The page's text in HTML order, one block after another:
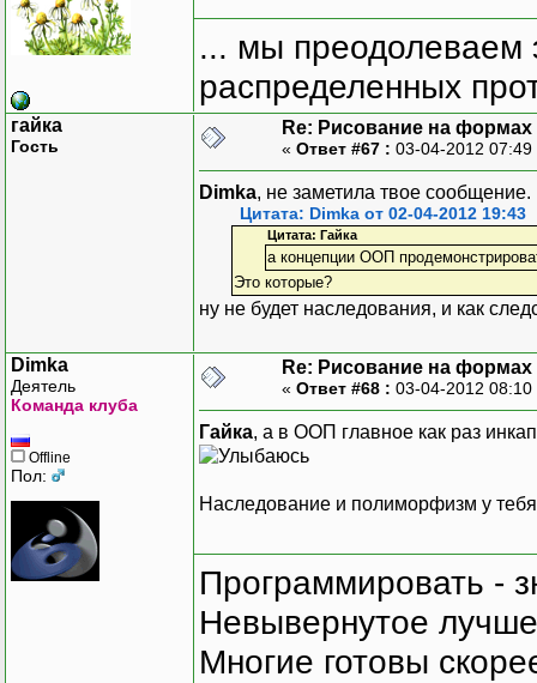
... мы преодолеваем
распределенных
гайка
Гость
Re: Рисование на формах
« Ответ #67 : 03-04-2012
Dimka, не заметила твое сообщение.
Цитата: Dimka от 02-04-2012 19:43
Цитата: Гайка
а концепции ООП
Это которые?
ну не будет наследования, и как
Dimka
Деятель
Команда клуба
Offline
Пол:
Re: Рисование на формах
« Ответ #68 : 03-04-2012
Гайка, а в ООП главное как раз
Наследование и полиморфизм у
Программировать -
Невывернутое
Многие готовы